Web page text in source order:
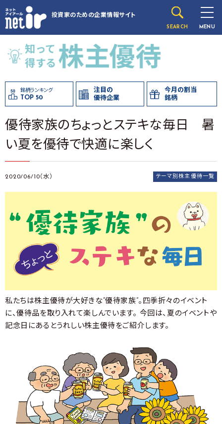
投資家のための企業情報サイト
SEARCH MENU
銘柄ランキング
TOP 50
注目の
優待企業
今月の割当
銘柄
優待家族のちょっとステキな毎日 暑
い夏を優待で快適に楽しく
2020/06/10（水） テーマ別株主優待一覧
私たちは株主優待が大好きな“優待家族”。四季折々のイベント
に、優待品を取り入れて楽しんでいます。 今回は、夏のイベントや
記念日にあるとうれしい株主優待をご紹介します。